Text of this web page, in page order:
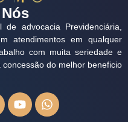
advocacia Previdenciária,
atendimentos em qualquer
com muita seriedade e
do melhor beneficio